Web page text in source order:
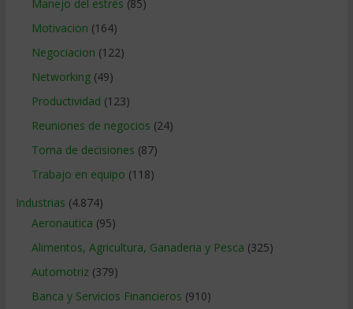
Manejo del estrés (85)
Motivacion (164)
Negociacion (122)
Networking(49)
Productividad (123)
Reuniones de negocios (24)
Toma de decisiones (87)
Trabajo en equipo (118)
Industrias (4.874)
Aeronautica (95)
Alimentos, Agricultura, Ganaderia y Pesca (325)
Automotriz(379)
Banca y Servicios Financieros (910)